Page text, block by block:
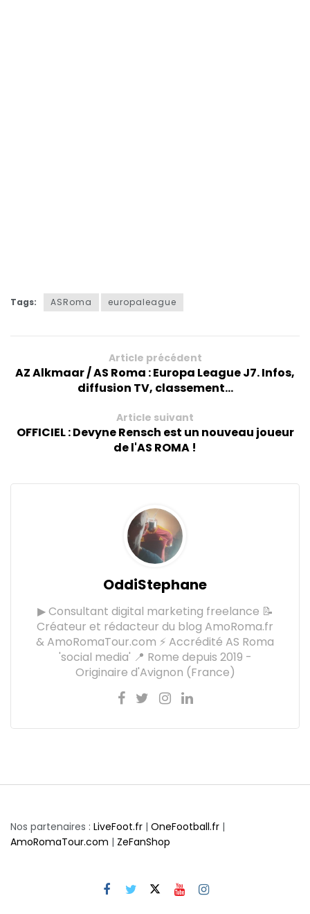
Tags: ASRoma europaleague
Article précédent
AZ Alkmaar / AS Roma : Europa League J7. Infos,
diffusion TV, classement...
Article suivant
OFFICIEL : Devyne Rensch est un nouveau joueur
de l'AS ROMA !
OddiStephane
▶ Consultant digital marketing freelance 📝
Créateur et rédacteur du blog AmoRoma.fr
& AmoRomaTour.com ⚡ Accrédité AS Roma
'social media' 📍 Rome depuis 2019 -
Originaire d'Avignon (France)
Nos partenaires : LiveFoot.fr | OneFootball.fr |
AmoRomaTour.com | ZeFanShop